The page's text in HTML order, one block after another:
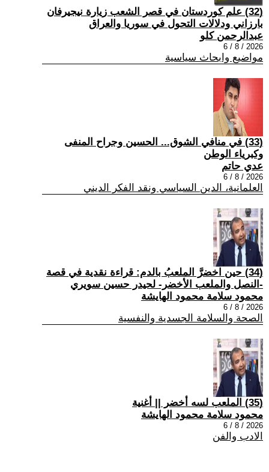
(32) علم كوردستان في قصر الشعب زيارة نيجيرفان
بارزاني ودلالات التحول في سوريا والعراق
عبدالرحمن كلو
2026 / 8 / 6
مواضيع وابحاث سياسية
(33) في منافي الشوق... الحسين وجراح المنفى
وكبرياء الوطن
عدي حاتم
2026 / 8 / 6
العلمانية، الدين السياسي ونقد الفكر الديني
(34) حين اخضرَّ الملعبُ بالدم: قراءة نقدية في قصة
-النصل والملعب الأخضر- لحيدر حسين سويري
محمود سلامة محمود الهايشة
2026 / 8 / 6
الصحة والسلامة الجسدية والنفسية
(35) الملعب لسه أخضر || أغنية
محمود سلامة محمود الهايشة
2026 / 8 / 6
الادب والفن